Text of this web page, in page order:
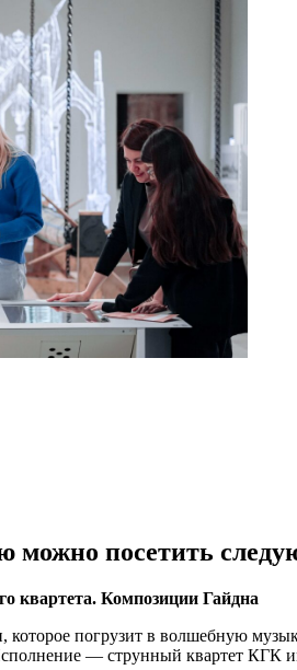
можно посетить
квартета. Композиции Гайдна
погрузит в волшебную
— струнный квартет